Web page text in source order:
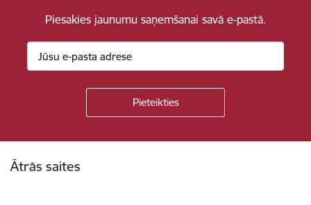
Piesakies jaunumu saņemšanai savā e-pastā.
Ātrās saites